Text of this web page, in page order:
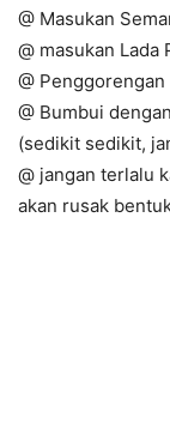
@ Masukan
@ masukan Lada
@
@ Bumbui
(sedikit sedikit,
@ jangan terlalu
akan rusak